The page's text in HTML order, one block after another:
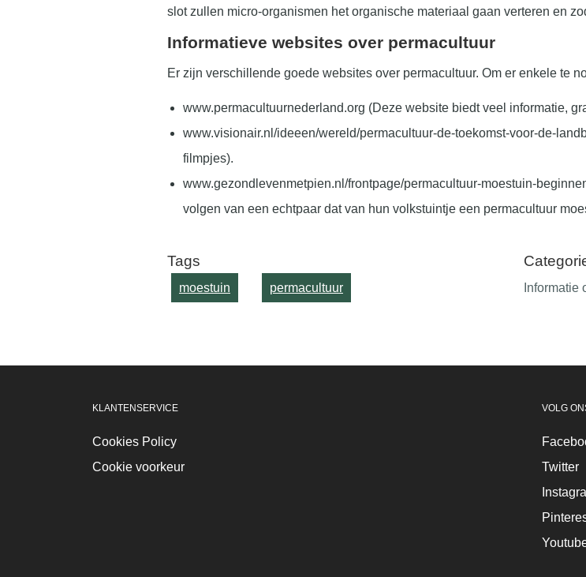
slot zullen micro-organismen het organische materiaal gaan verteren en
Informatieve websites over permacultuur
Er zijn verschillende goede websites over permacultuur. Om er enkele te
www.permacultuurnederland.org (Deze website biedt veel informatie,
www.visionair.nl/ideeen/wereld/permacultuur-de-toekomst-voor-de-
filmpjes).
www.gezondlevenmetpien.nl/frontpage/permacultuur-moestuin-
volgen van een echtpaar dat van hun volkstuintje een permacultuur
Tags
moestuin permacultuur Informatie
KLANTENSERVICE
Cookies Policy
Cookie voorkeur
VOLG
Twitter